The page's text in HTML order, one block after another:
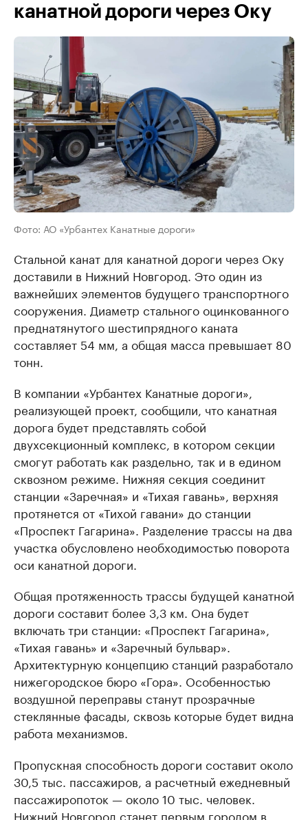
канатной дороги через Оку
Фото: АО «Урбантех Канатные дороги»
Стальной канат для канатной дороги через Оку
доставили в Нижний Новгород. Это один из
важнейших элементов будущего транспортного
сооружения. Диаметр стального оцинкованного
преднатянутого шестипрядного каната
составляет 54 мм, а общая масса превышает 80
тонн.
В компании «Урбантех Канатные дороги»,
реализующей проект, сообщили, что канатная
дорога будет представлять собой
двухсекционный комплекс, в котором секции
смогут работать как раздельно, так и в едином
сквозном режиме. Нижняя секция соединит
станции «Заречная» и «Тихая гавань», верхняя
протянется от «Тихой гавани» до станции
«Проспект Гагарина». Разделение трассы на два
участка обусловлено необходимостью поворота
оси канатной дороги.
Общая протяженность трассы будущей канатной
дороги составит более 3,3 км. Она будет
включать три станции: «Проспект Гагарина»,
«Тихая гавань» и «Заречный бульвар».
Архитектурную концепцию станций разработало
нижегородское бюро «Гора». Особенностью
воздушной переправы станут прозрачные
стеклянные фасады, сквозь которые будет видна
работа механизмов.
Пропускная способность дороги составит около
30,5 тыс. пассажиров, а расчетный ежедневный
пассажиропоток — около 10 тыс. человек.
Нижний Новгород станет первым городом в